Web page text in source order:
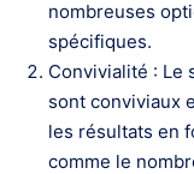
nombreuses
spécifiques.
Convivialité : Le
sont conviviaux
les résultats en
comme le